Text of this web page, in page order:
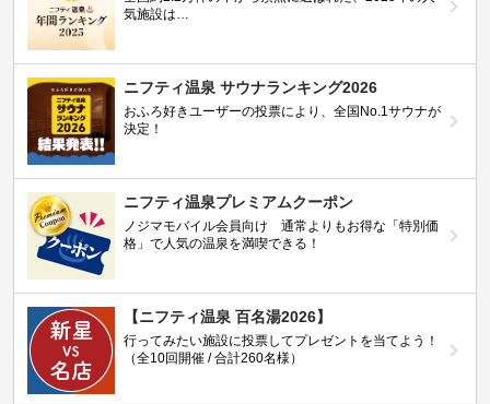
気施設は…
ニフティ温泉 サウナランキング2026
おふろ好きユーザーの投票により、全国No.1サウナが
決定！
ニフティ温泉プレミアムクーポン
ノジマモバイル会員向け 通常よりもお得な「特別価
格」で人気の温泉を満喫できる！
【ニフティ温泉 百名湯2026】
行ってみたい施設に投票してプレゼントを当てよう！
（全10回開催 / 合計260名様）